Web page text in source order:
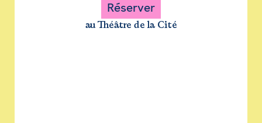
Réserver
au Théâtre de la Cité